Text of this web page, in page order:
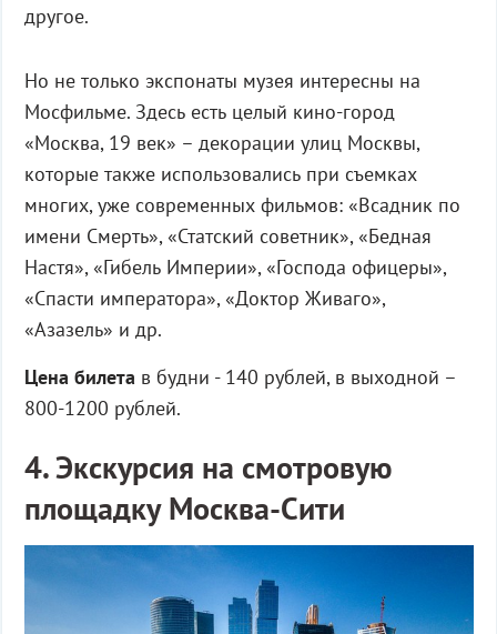
другое.
Но не только экспонаты музея интересны на
Мосфильме. Здесь есть целый кино-город
«Москва, 19 век» – декорации улиц Москвы,
которые также использовались при съемках
многих, уже современных фильмов: «Всадник по
имени Смерть», «Статский советник», «Бедная
Настя», «Гибель Империи», «Господа офицеры»,
«Спасти императора», «Доктор Живаго»,
«Азазель» и др.
Цена билета в будни - 140 рублей, в выходной –
800-1200 рублей.
4. Экскурсия на смотровую
площадку Москва-Сити